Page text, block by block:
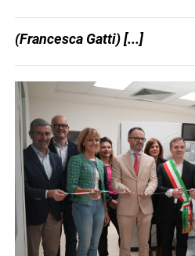
(Francesca Gatti) [...]